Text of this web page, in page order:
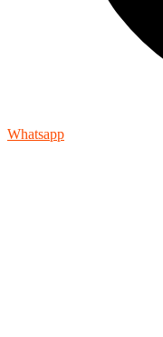
Whatsapp